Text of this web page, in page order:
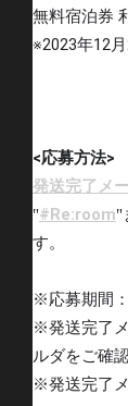
無料宿泊券
※2023年12
<応募方法>
発送完了メ
"#Re:room"
す。
※応募期間：
※発送完了
ルダをご確
※発送完了